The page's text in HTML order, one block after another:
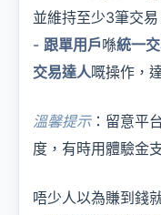
並維持至少3筆交
- 跟單用戶喺統一
交易達人嘅操作，
溫馨提示：留意平
度，有時用體驗金
唔少人以為賺到錢